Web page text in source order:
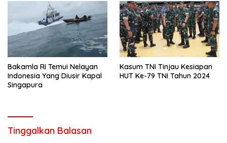
Bakamla RI Temui Nelayan
Indonesia Yang Diusir Kapal
Singapura
Kasum TNI Tinjau Kesiapan
HUT Ke-79 TNI Tahun 2024
Tinggalkan Balasan